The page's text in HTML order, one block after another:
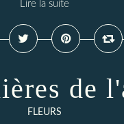
Lire la suite
de
FLEURS